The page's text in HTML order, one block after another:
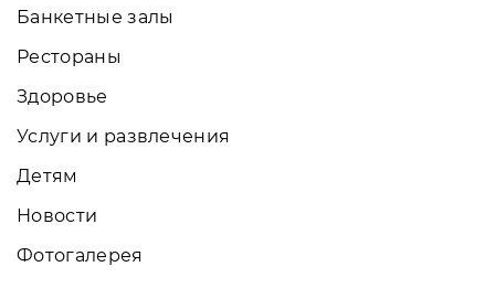
Банкетные залы
Рестораны
Здоровье
Услуги и развлечения
Детям
Новости
Фотогалерея